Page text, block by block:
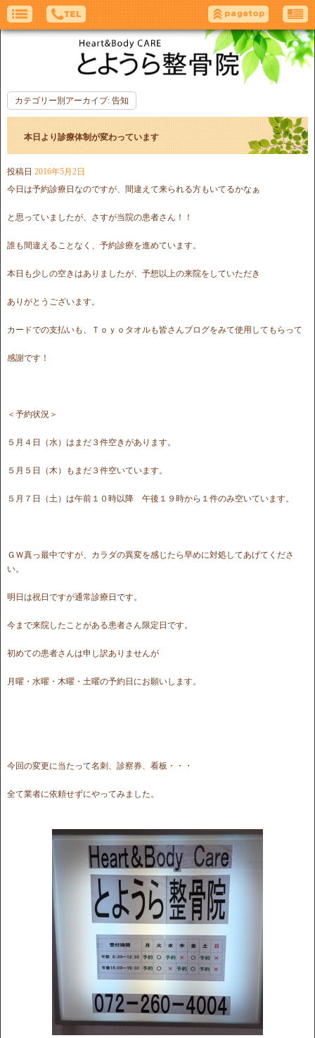
カテゴリー別アーカイブ: 告知
本日より診療体制が変わっています
投稿日 2016年5月2日
今日は予約診療日なのですが、間違えて来られる方もいてるかなぁ
と思っていましたが、さすが当院の患者さん！！
誰も間違えることなく、予約診療を進めています。
本日も少しの空きはありましたが、予想以上の来院をしていただき
ありがとうございます。
カードでの支払いも、Ｔｏｙｏタオルも皆さんブログをみて使用してもらって
感謝です！
＜予約状況＞
５月４日（水）はまだ３件空きがあります。
５月５日（木）もまだ３件空いています。
５月７日（土）は午前１０時以降 午後１９時から１件のみ空いています。
ＧＷ真っ最中ですが、カラダの異変を感じたら早めに対処してあげてくださ
い。
明日は祝日ですが通常診療日です。
今まで来院したことがある患者さん限定日です。
初めての患者さんは申し訳ありませんが
月曜・水曜・木曜・土曜の予約日にお願いします。
今回の変更に当たって名刺、診察券、看板・・・
全て業者に依頼せずにやってみました。